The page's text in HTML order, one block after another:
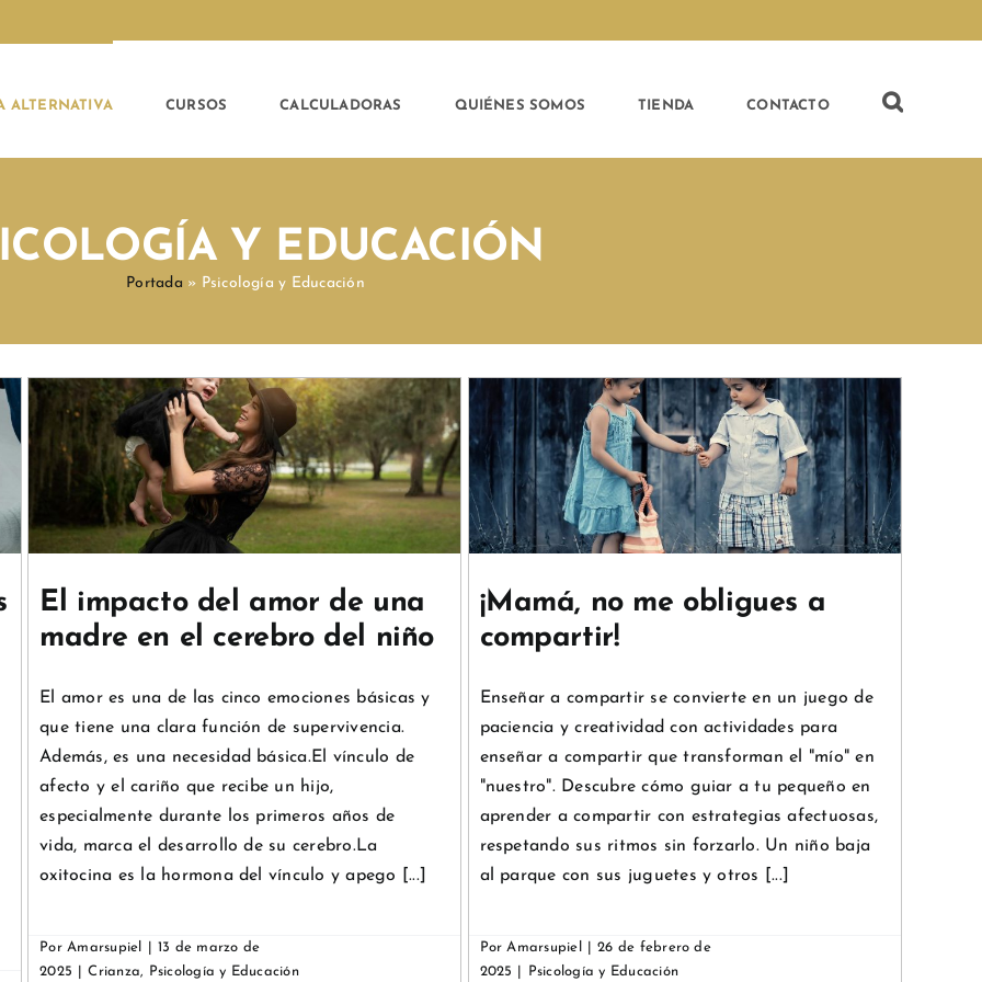
ALTERNATIVA CURSOS CALCULADORAS QUIÉNES SOMOS TIENDA CONTACTO
Y EDUCACIÓN
Portada » Psicología y Educación
El impacto del amor de una
madre en el cerebro del niño
El amor es una de las cinco emociones básicas y
que tiene una clara función de supervivencia.
Además, es una necesidad básica.El vínculo de
afecto y el cariño que recibe un hijo,
especialmente durante los primeros años de
vida, marca el desarrollo de su cerebro.La
oxitocina es la hormona del vínculo y apego [...]
PorAmarsupiel
13 de marzo de
2025
Crianza, Psicología y Educación
¡Mamá, no me obligues a
compartir!
Psicología y Educación
¡Mamá, no me obligues a
compartir!
Enseñar a compartir se convierte en un juego de
paciencia y creatividad con actividades para
enseñar a compartir que transforman el "mío" en
"nuestro". Descubre cómo guiar a tu pequeño en
aprender a compartir con estrategias afectuosas,
respetando sus ritmos sin forzarlo. Un niño baja
al parque con sus juguetes y otros [...]
PorAmarsupiel
26 de febrero de
2025
Psicología y Educación